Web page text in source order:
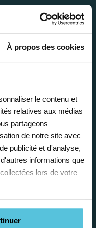
À propos des cookies
le contenu et
relatives aux médias
partageons
de notre site avec
publicité et d'analyse,
informations que
lors de votre
vous, selon
meilleur
votre
de votre profil,
flexibilité.